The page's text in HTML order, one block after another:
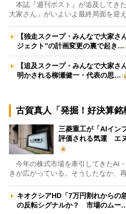
本誌『週刊ポスト』が追及してき
大家さん」がいよいよ最終局面を迎
【独走スクープ・みんなで大家さ
ジェクト”の計画変更の裏で起き…
【追及スクープ・みんなで大家さ
明かされる柳瀬健一・代表の思…
古賀真人「発掘！好決算銘
三菱重工が「AIイン
評価される気運 エ
今年の株式市場を牽引してきたAI
きが広がっている。そうしたなか、
キオクシアHD「7万円割れからの
の反転シグナルか？ 市場のムー